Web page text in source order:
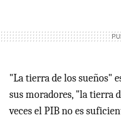
"La tierra de los sueños"
sus moradores, "la tierra
veces el PIB no es